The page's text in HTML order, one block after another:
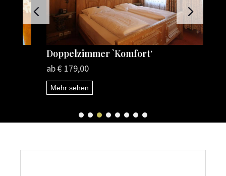
Doppelzimmer `Komfort‘
ab € 179,00
Mehr sehen